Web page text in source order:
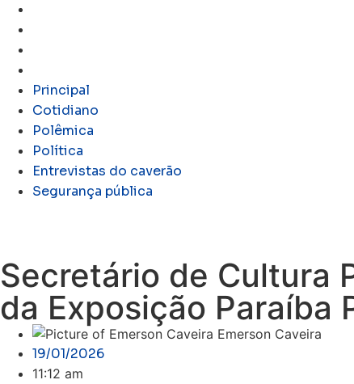
Principal
Cotidiano
Polêmica
Política
Entrevistas do caverão
Segurança pública
Secretário de Cultura
da Exposição Paraíba
Emerson Caveira
19/01/2026
11:12 am